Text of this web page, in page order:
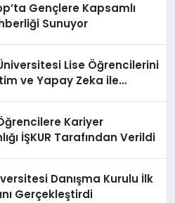
Gençlere Kapsamlı
Sunuyor
Lise Öğrencilerini
ve Yapay Zeka ile
Kariyer
İŞKUR Tarafından Verildi
Danışma Kurulu İlk
Gerçekleştirdi